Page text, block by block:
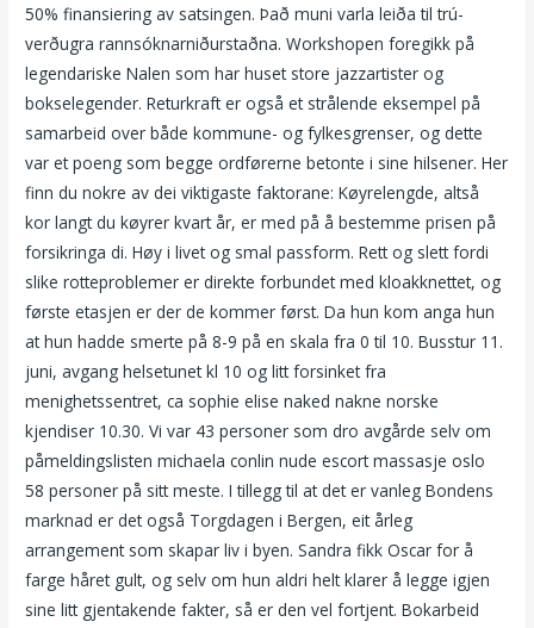
50% finansiering av satsingen. Það muni varla leiða til trú­
verðugra rann­sókn­arniðurstaðna. Workshopen foregikk på
legendariske Nalen som har huset store jazzartister og
bokselegender. Returkraft er også et strålende eksempel på
samarbeid over både kommune- og fylkesgrenser, og dette
var et poeng som begge ordførerne betonte i sine hilsener. Her
finn du nokre av dei viktigaste faktorane: Køyrelengde, altså
kor langt du køyrer kvart år, er med på å bestemme prisen på
forsikringa di. Høy i livet og smal passform. Rett og slett fordi
slike rotteproblemer er direkte forbundet med kloakknettet, og
første etasjen er der de kommer først. Da hun kom anga hun
at hun hadde smerte på 8-9 på en skala fra 0 til 10. Busstur 11.
juni, avgang helsetunet kl 10 og litt forsinket fra
menighetssentret, ca sophie elise naked nakne norske
kjendiser 10.30. Vi var 43 personer som dro avgårde selv om
påmeldingslisten michaela conlin nude escort massasje oslo
58 personer på sitt meste. I tillegg til at det er vanleg Bondens
marknad er det også Torgdagen i Bergen, eit årleg
arrangement som skapar liv i byen. Sandra fikk Oscar for å
farge håret gult, og selv om hun aldri helt klarer å legge igjen
sine litt gjentakende fakter, så er den vel fortjent. Bokarbeid